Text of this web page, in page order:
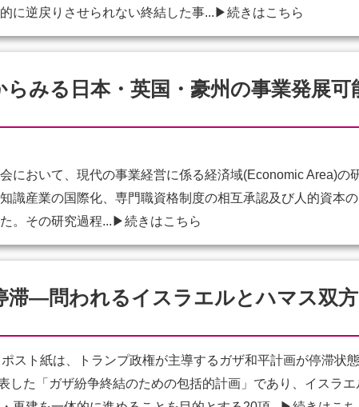
に逆戻りさせられない終結した事... ▶続きはこちら
らみる日本・英国・豪州の事業発展
において、現代の事業経営に係る経済域(Economic Area)の
識産業の国際化、専門職資格制度の相互承認及び人的資本
。その研究過程... ▶続きはこちら
滞―問われるイスラエルとハマス双
スト紙は、トランプ政権が主導するガザ和平計画が停滞状
した「ガザ紛争終結のための包括的計画」であり、イスラ